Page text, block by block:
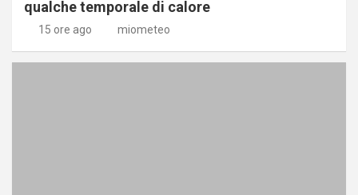
qualche temporale di calore
15 ore ago miometeo